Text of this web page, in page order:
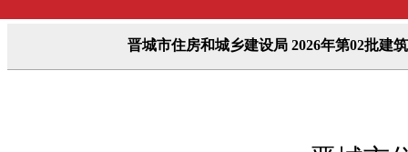
晋城市住房和城乡建设局 2026年第02批建